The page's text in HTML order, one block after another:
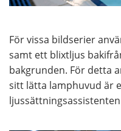
För vissa bildserier
samt ett blixtljus
bakgrunden. För detta
sitt lätta lamphuvud är